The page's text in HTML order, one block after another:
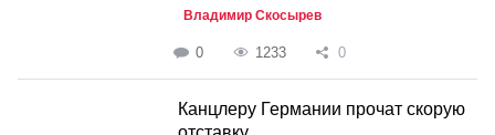
Владимир Скосырев
0 1233 0
Канцлеру Германии прочат скорую